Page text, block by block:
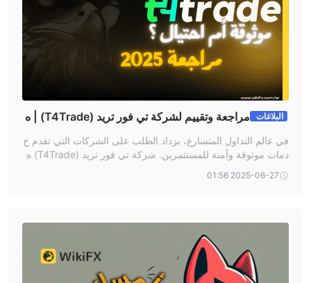
المكافآت
هناك مكافأة بنسبة 100%، مكافأة بنسبة 40%، ومكافأة ترحيبية بنسبة
البلاغات
مراجعة وتقييم لشركة تي فور تريد (T4Trade) | ه
في عالم التداول المتسارع، يزداد الطلب على الشركات التي تقدم خ
دمات موثوقة وآمنة للمستثمرين. شركة تي فور تريد (T4Trade) ه
ة، لكن هل تستحق الثقة؟ في هذا التقييم الشامل، سنقوم بمراجعة
2025-06-27 01:56